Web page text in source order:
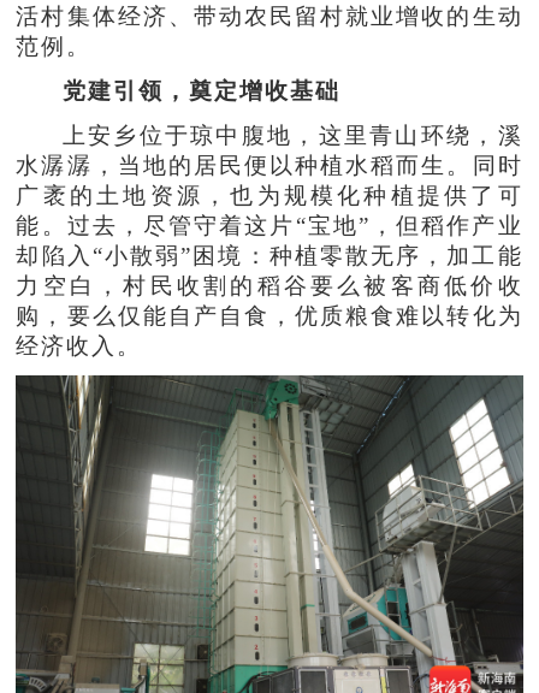
活村集体经济、带动农民留村就业增收的生动
范例。
党建引领，奠定增收基础
上安乡位于琼中腹地，这里青山环绕，溪
水潺潺，当地的居民便以种植水稻而生。同时
广袤的土地资源，也为规模化种植提供了可
能。过去，尽管守着这片“宝地”，但稻作产业
却陷入“小散弱”困境：种植零散无序，加工能
力空白，村民收割的稻谷要么被客商低价收
购，要么仅能自产自食，优质粮食难以转化为
经济收入。